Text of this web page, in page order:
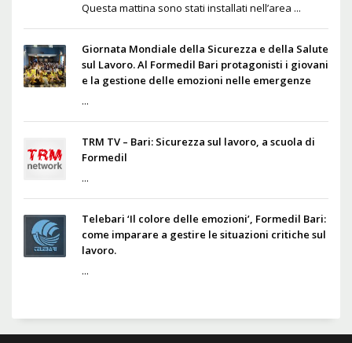
Questa mattina sono stati installati nell’area ...
Giornata Mondiale della Sicurezza e della Salute
sul Lavoro. Al Formedil Bari protagonisti i giovani
e la gestione delle emozioni nelle emergenze
...
TRM TV – Bari: Sicurezza sul lavoro, a scuola di
Formedil
...
Telebari ‘Il colore delle emozioni’, Formedil Bari:
come imparare a gestire le situazioni critiche sul
lavoro.
...